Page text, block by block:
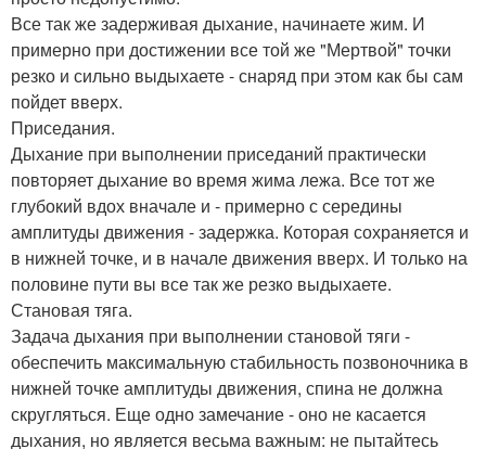
Все так же задерживая дыхание, начинаете жим. И
примерно при достижении все той же "Мертвой" точки
резко и сильно выдыхаете - снаряд при этом как бы сам
пойдет вверх.
Приседания.
Дыхание при выполнении приседаний практически
повторяет дыхание во время жима лежа. Все тот же
глубокий вдох вначале и - примерно с середины
амплитуды движения - задержка. Которая сохраняется и
в нижней точке, и в начале движения вверх. И только на
половине пути вы все так же резко выдыхаете.
Становая тяга.
Задача дыхания при выполнении становой тяги -
обеспечить максимальную стабильность позвоночника в
нижней точке амплитуды движения, спина не должна
скругляться. Еще одно замечание - оно не касается
дыхания, но является весьма важным: не пытайтесь